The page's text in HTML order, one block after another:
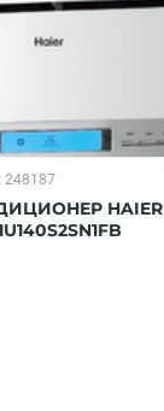
248187
HAIER